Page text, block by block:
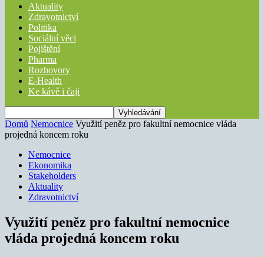
Aktuality
Zdravotnictví
Politika
Sociální věci
Pojištění
Pharma
Rozhovory
E-Health
Ke kávě i čaji
Domů Nemocnice Využití peněz pro fakultní nemocnice vláda
projedná koncem roku
Nemocnice
Ekonomika
Stakeholders
Aktuality
Zdravotnictví
Využití peněz pro fakultní nemocnice
vláda projedná koncem roku